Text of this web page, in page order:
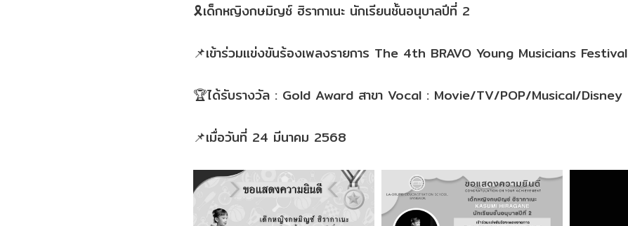
🎗เด็กหญิงกษมิญช์ ฮิรากาเนะ นักเรียนชั้นอนุบาลปีที่ 2
📌เข้าร่วมเเข่งขันร้องเพลงรายการ The 4th BRAVO Young Musicians Festival
🏆ได้รับรางวัล : Gold Award สาขา Vocal : Movie/TV/POP/Musical/Disney
📌เมื่อวันที่ 24 มีนาคม 2568